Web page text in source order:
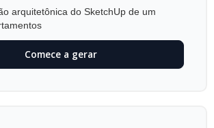
Comece a gerar